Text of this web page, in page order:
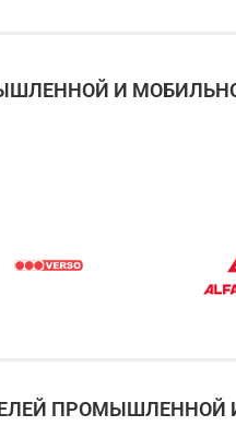
И
ПРОМЫШЛЕННОЙ